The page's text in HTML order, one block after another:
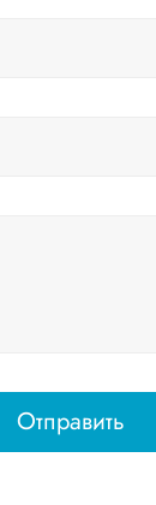
Отправить